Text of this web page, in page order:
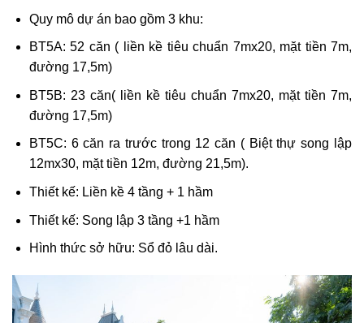
Quy mô dự án bao gồm 3 khu:
BT5A: 52 căn ( liền kề tiêu chuẩn 7mx20, mặt tiền 7m,
đường 17,5m)
BT5B: 23 căn( liền kề tiêu chuẩn 7mx20, mặt tiền 7m,
đường 17,5m)
BT5C: 6 căn ra trước trong 12 căn ( Biệt thự song lập
12mx30, mặt tiền 12m, đường 21,5m).
Thiết kế: Liền kề 4 tầng + 1 hầm
Thiết kế: Song lập 3 tầng +1 hầm
Hình thức sở hữu: Sổ đỏ lâu dài.